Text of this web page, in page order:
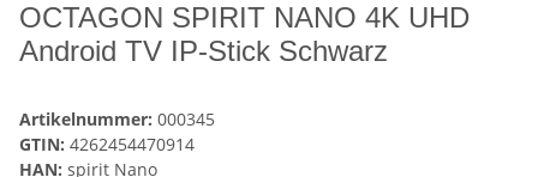
OCTAGON SPIRIT NANO 4K UHD
Android TV IP-Stick Schwarz
Artikelnummer: 000345
GTIN: 4262454470914
HAN: spirit Nano